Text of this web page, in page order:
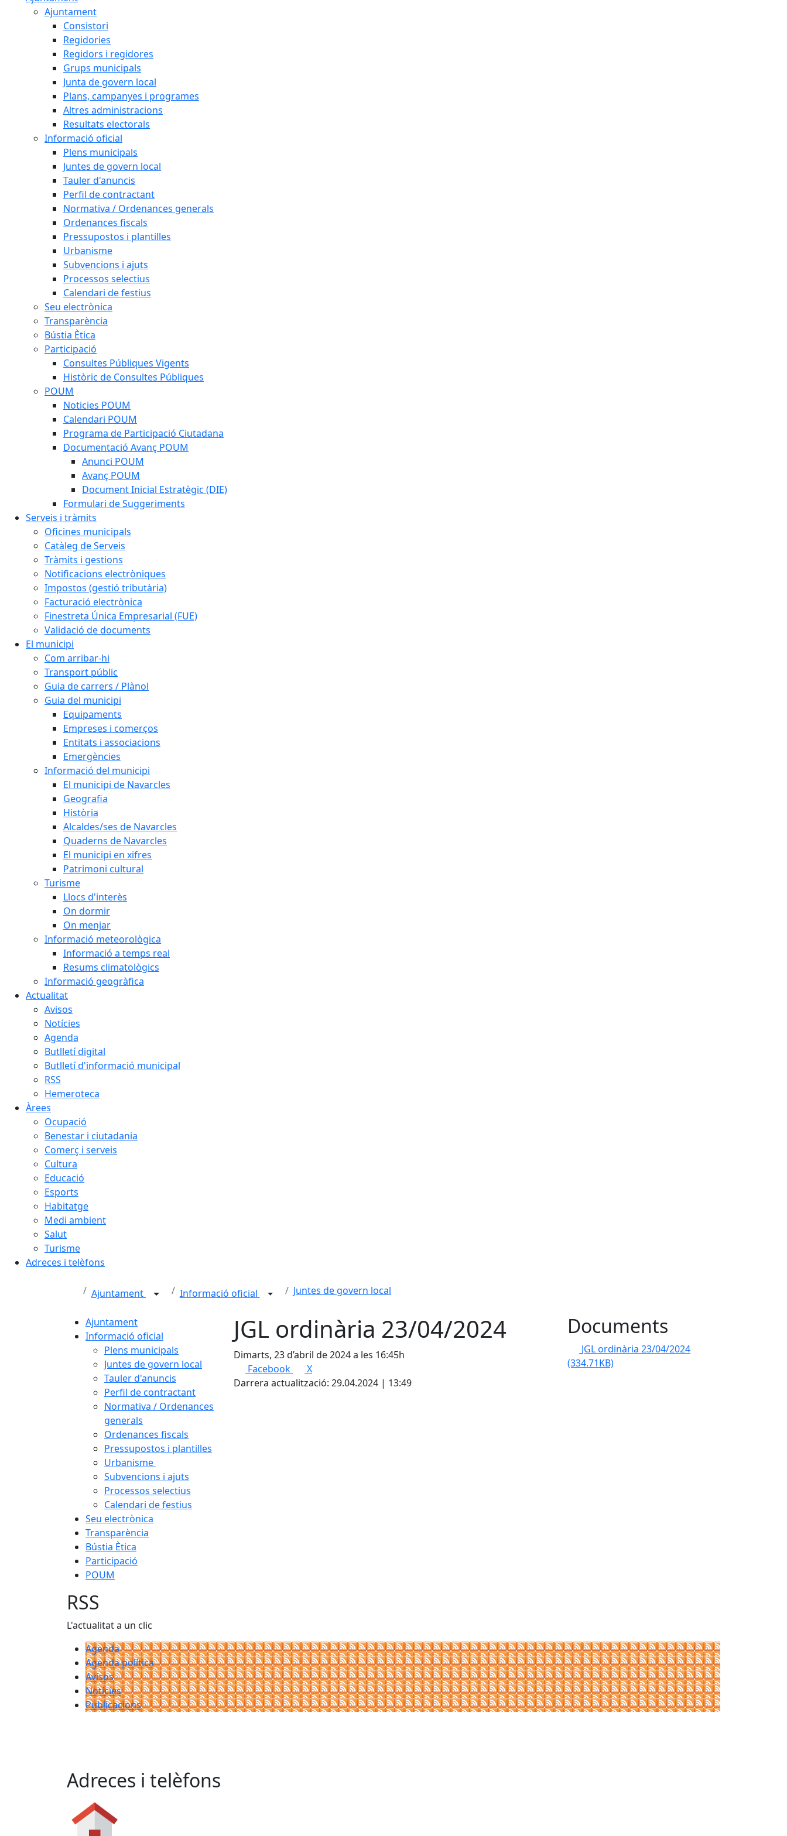
Ajuntament
Consistori
Regidories
Regidors i regidores
Grups municipals
Junta de govern local
Plans, campanyes i programes
Altres administracions
Resultats electorals
Informació oficial
Plens municipals
Juntes de govern local
Tauler d'anuncis
Perfil de contractant
Normativa / Ordenances generals
Ordenances fiscals
Pressupostos i plantilles
Urbanisme
Subvencions i ajuts
Processos selectius
Calendari de festius
Seu electrònica
Transparència
Bústia Ètica
Participació
Consultes Públiques Vigents
Històric de Consultes Públiques
POUM
Noticies POUM
Calendari POUM
Programa de Participació Ciutadana
Documentació Avanç POUM
Anunci POUM
Avanç POUM
Document Inicial Estratègic (DIE)
Formulari de Suggeriments
Serveis i tràmits
Oficines municipals
Catàleg de Serveis
Tràmits i gestions
Notificacions electròniques
Impostos (gestió tributària)
Facturació electrònica
Finestreta Única Empresarial (FUE)
Validació de documents
El municipi
Com arribar-hi
Transport públic
Guia de carrers / Plànol
Guia del municipi
Equipaments
Empreses i comerços
Entitats i associacions
Emergències
Informació del municipi
El municipi de Navarcles
Geografia
Història
Alcaldes/ses de Navarcles
Quaderns de Navarcles
El municipi en xifres
Patrimoni cultural
Turisme
Llocs d'interès
On dormir
On menjar
Informació meteorològica
Informació a temps real
Resums climatològics
Informació geogràfica
Actualitat
Avisos
Notícies
Agenda
Butlletí digital
Butlletí d'informació municipal
RSS
Hemeroteca
Àrees
Ocupació
Benestar i ciutadania
Comerç i serveis
Cultura
Educació
Esports
Habitatge
Medi ambient
Salut
Turisme
Adreces i telèfons
Ajuntament Informació oficial Juntes de govern local
Ajuntament
Informació oficial
Plens municipals
Juntes de govern local
Tauler d'anuncis
Perfil de contractant
Normativa / Ordenances
generals
Ordenances fiscals
Pressupostos i plantilles
Urbanisme
Subvencions i ajuts
Processos selectius
Calendari de festius
Seu electrònica
Transparència
Bústia Ètica
Participació
POUM
JGL ordinària 23/04/2024
Dimarts, 23 d’abril de 2024 a les 16:45h
Facebook
X
Darrera actualització: 29.04.2024 | 13:49
Documents
JGL ordinària 23/04/2024
(334.71KB)
RSS
L'actualitat a un clic
Agenda
Agenda política
Avisos
Notícies
Publicacions
Adreces i telèfons